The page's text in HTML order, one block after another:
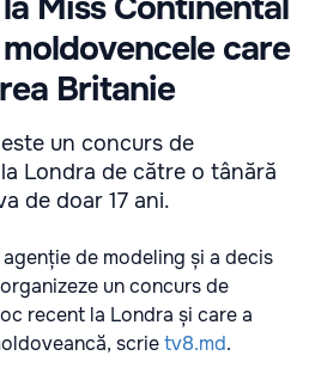
care
Britanie
un concurs de
Londra de către o tânără
de doar 17 ani.
de modeling și a decis
un concurs de
recent la Londra și care a
scrietv8.md.